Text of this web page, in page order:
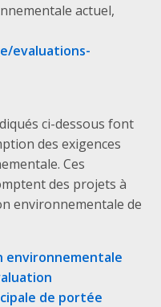
actuel,
evaluations-
ci-dessous font
des exigences
Ces
des projets à
environnementale de
environnementale
de portée